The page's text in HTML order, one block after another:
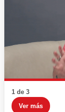
1 de 3
Ver más